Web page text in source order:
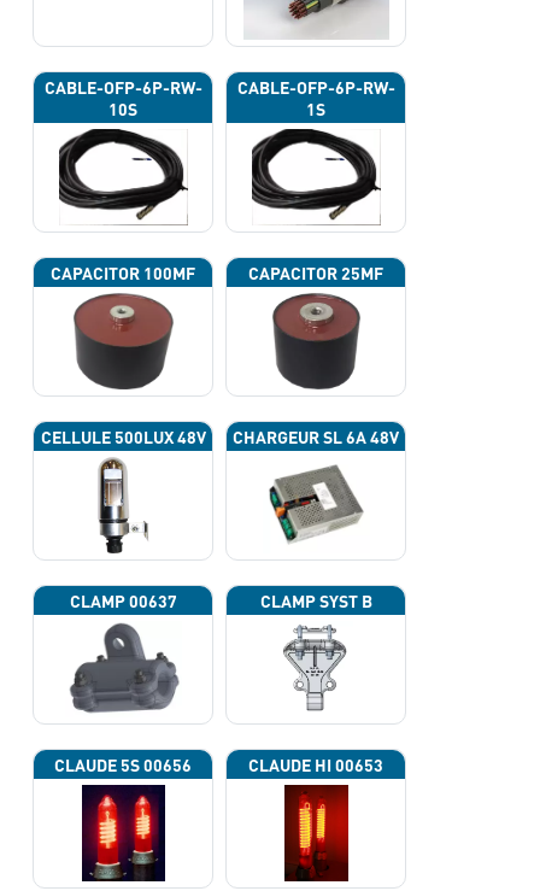
CABLE-OFP-6P-RW-
10S
CABLE-OFP-6P-RW-
1S
CAPACITOR 100ΜF CAPACITOR 25ΜF
CELLULE 500LUX 48V CHARGEUR SL 6A 48V
CLAMP 00637 CLAMP SYST B
CLAUDE 5S 00656 CLAUDE HI 00653